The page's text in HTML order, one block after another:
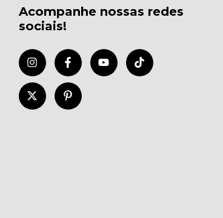
Acompanhe nossas redes
sociais!